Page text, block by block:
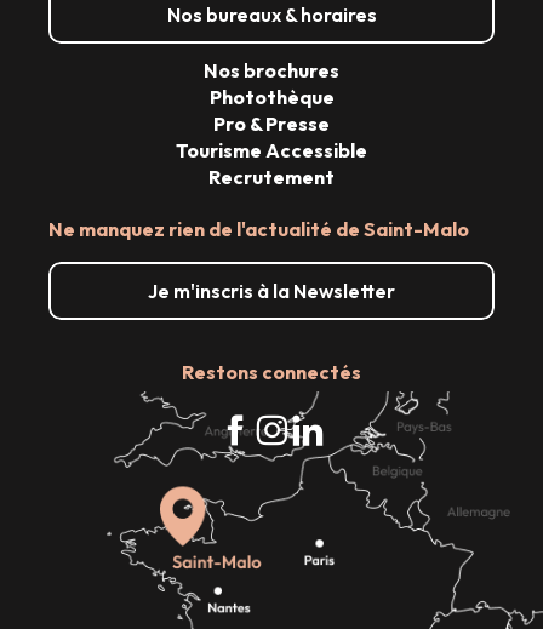
Nos bureaux & horaires
Ne manquez rien de l'actualité de Saint-Malo
Je m'inscris à la Newsletter
Restons connectés
Nos brochures
Photothèque
Pro & Presse
Tourisme Accessible
Recrutement